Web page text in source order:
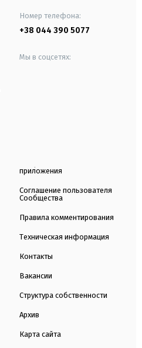
Номер телефона:
+38 044 390 5077
Мы в соцсетях:
приложения
Соглашение пользователя
Сообщества
Правила комментирования
Техническая информация
Контакты
Вакансии
Структура собственности
Архив
Карта сайта